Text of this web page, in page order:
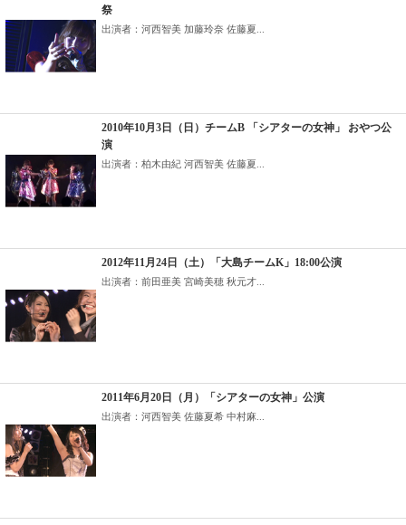
祭
出演者：河西智美 加藤玲奈 佐藤夏...
2010年10月3日（日）チームB 「シアターの女神」 おやつ公
演
出演者：柏木由紀 河西智美 佐藤夏...
2012年11月24日（土）「大島チームK」18:00公演
出演者：前田亜美 宮崎美穂 秋元才...
2011年6月20日（月）「シアターの女神」公演
出演者：河西智美 佐藤夏希 中村麻...